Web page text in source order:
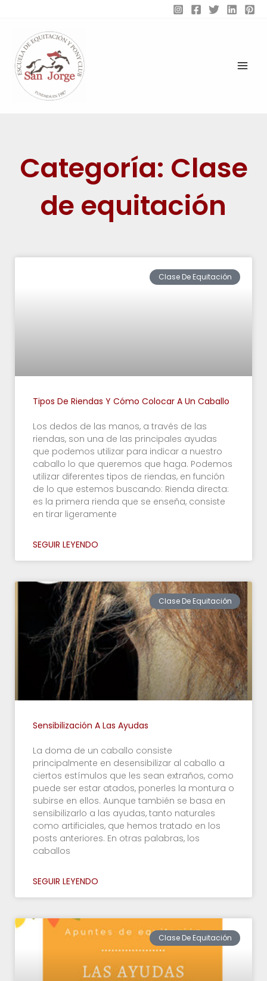
contenido
Categoría: Clase
de equitación
Clase De Equitación
Tipos De Riendas Y Cómo Colocar A Un Caballo
Los dedos de las manos, a través de las
riendas, son una de las principales ayudas
que podemos utilizar para indicar a nuestro
caballo lo que queremos que haga. Podemos
utilizar diferentes tipos de riendas, en función
de lo que estemos buscando: Rienda directa:
es la primera rienda que se enseña, consiste
en tirar ligeramente
SEGUIR LEYENDO
Clase De Equitación
Sensibilización A Las Ayudas
La doma de un caballo consiste
principalmente en desensibilizar al caballo a
ciertos estímulos que les sean extraños, como
puede ser estar atados, ponerles la montura o
subirse en ellos. Aunque también se basa en
sensibilizarlo a las ayudas, tanto naturales
como artificiales, que hemos tratado en los
posts anteriores. En otras palabras, los
caballos
SEGUIR LEYENDO
Clase De Equitación